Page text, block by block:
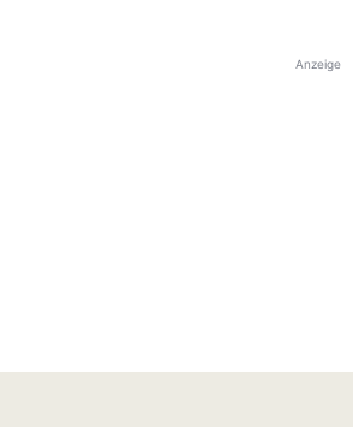
Anzeige